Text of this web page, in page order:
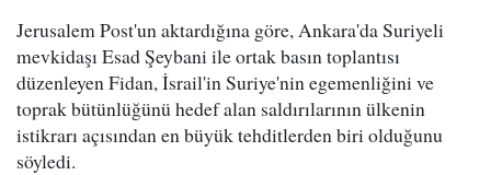
Jerusalem Post'un aktardığına göre, Ankara'da Suriyeli
mevkidaşı Esad Şeybani ile ortak basın toplantısı
düzenleyen Fidan, İsrail'in Suriye'nin egemenliğini ve
toprak bütünlüğünü hedef alan saldırılarının ülkenin
istikrarı açısından en büyük tehditlerden biri olduğunu
söyledi.